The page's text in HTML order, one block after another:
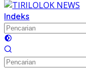
Indeks